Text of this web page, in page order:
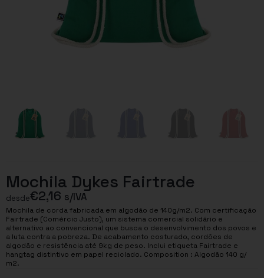
Mochila Dykes Fairtrade
desde€2,16 s/IVA
Mochila de corda fabricada em algodão de 140g/m2. Com certificação
Fairtrade (Comércio Justo), um sistema comercial solidário e
alternativo ao convencional que busca o desenvolvimento dos povos e
a luta contra a pobreza. De acabamento costurado, cordões de
algodão e resistência até 9kg de peso. Inclui etiqueta Fairtrade e
hangtag distintivo em papel reciclado. Composition : Algodão 140 g/
m2.